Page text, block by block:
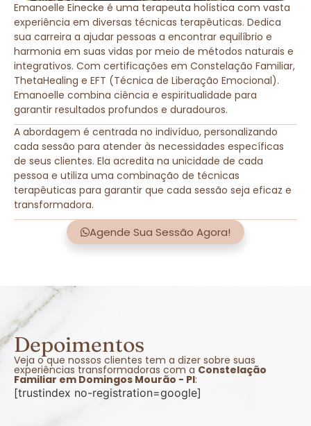
Emanoelle Einecke é uma terapeuta holística com vasta
experiência em diversas técnicas terapêuticas. Dedica
sua carreira a ajudar pessoas a encontrar equilíbrio e
harmonia em suas vidas por meio de métodos naturais e
integrativos. Com certificações em Constelação Familiar,
ThetaHealing e EFT (Técnica de Liberação Emocional).
Emanoelle combina ciência e espiritualidade para
garantir resultados profundos e duradouros.
A abordagem é centrada no indivíduo, personalizando
cada sessão para atender às necessidades específicas
de seus clientes. Ela acredita na unicidade de cada
pessoa e utiliza uma combinação de técnicas
terapêuticas para garantir que cada sessão seja eficaz e
transformadora.
Agende Sua Sessão Agora!
Depoimentos
Veja o que nossos clientes tem a dizer sobre suas
experiências transformadoras com a Constelação
Familiar em Domingos Mourão - PI:
[trustindex no-registration=google]